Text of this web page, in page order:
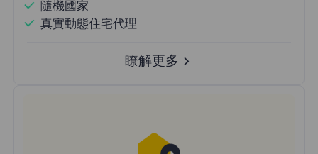
隨機國家
真實動態住宅代理
瞭解更多